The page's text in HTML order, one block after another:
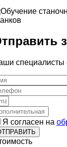
специалисты
Я согласен на